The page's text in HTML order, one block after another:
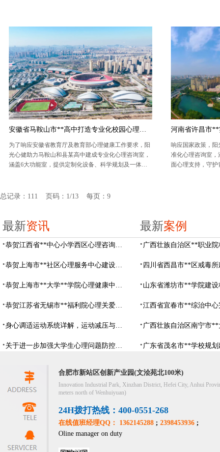
安徽省马鞍山市**高中打造专业化校园心理咨询空间
为了响应安徽省教育厅及教育部心理健康工作要求，阳
光心健助力马鞍山和县某高中建成专业化心理咨询室，
涵盖6大功能室，提供定制化设备、科学规划及一体化
响应国家政策，
准化心理咨询室，
面心理支持，守
总记录：111 页码：1/13 每页：9
最新资讯
恭贺江西省**中心小学西区心理咨询教室设备采购项目由阳光心健代理商中标
恭贺上海市**社区心理服务中心建设项目由阳光心健代理商中标
恭贺上海市**大学**学院心理健康中心建设项目由阳光心健代理商中标
恭贺江苏省无锡市**福利院心理关爱中心建设项目由阳光心健代理商中标
身心调适运动系统详解，运动减压与心理调适全指南
关于进一步加强大学生心理问题防控，防控大学生心理危机
最新案例
合肥市新站区创新产业园(文浍苑北100米)
Innovation Industrial Park, Xinzhan District, Hefei City, Anhui
meters north of Wenhuiyuan)
24H拨打热线：400-0551-268
在线值班经理QQ： 1362145288 ; 2398453936 ;
Oline manager on duty